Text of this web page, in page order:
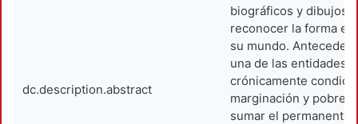
dc.description.abstract
biográficos y dibujos
reconocer la forma
su mundo.
una de las entidades
crónicamente
marginación y
sumar el permanente